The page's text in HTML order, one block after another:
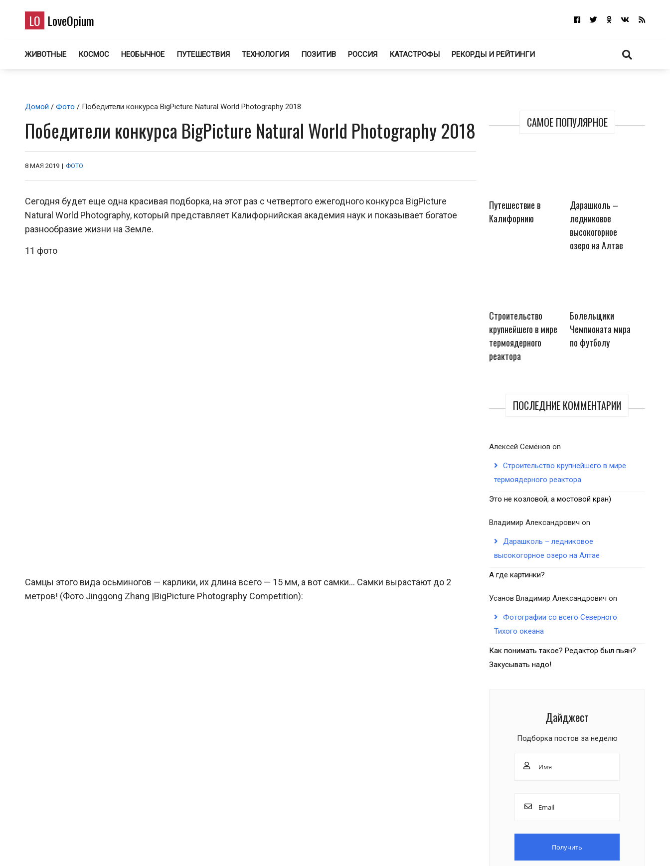
LO LoveOpium
ЖИВОТНЫЕ КОСМОС НЕОБЫЧНОЕ ПУТЕШЕСТВИЯ ТЕХНОЛОГИЯ ПОЗИТИВ РОССИЯ КАТАСТРОФЫ РЕКОРДЫ И РЕЙТИНГИ
САМОЕ ПОПУЛЯРНОЕ
Путешествие в
Калифорнию
Дарашколь –
ледниковое
высокогорное
озеро на Алтае
Строительство
крупнейшего в мире
термоядерного
реактора
Болельщики
Чемпионата мира
по футболу
ПОСЛЕДНИЕ КОММЕНТАРИИ
Алексей Семёнов on
Строительство крупнейшего в мире
термоядерного реактора
Это не козловой, а мостовой кран)
Владимир Александрович on
Дарашколь – ледниковое
высокогорное озеро на Алтае
А где картинки?
Усанов Владимир Александрович on
Фотографии со всего Северного
Тихого океана
Как понимать такое? Редактор был пьян?
Закусывать надо!
Дайджест
Подборка постов за неделю
Домой / Фото / Победители конкурса BigPicture Natural World Photography 2018
Победители конкурса BigPicture Natural World Photography 2018
8 МАЯ 2019 | ФОТО
Сегодня будет еще одна красивая подборка, на этот раз с четвертого ежегодного конкурса BigPicture
Natural World Photography, который представляет Калифорнийская академия наук и показывает богатое
разнообразие жизни на Земле.
11 фото
Самцы этого вида осьминогов — карлики, их длина всего — 15 мм, а вот самки… Самки вырастают до 2
метров! (Фото Jinggong Zhang |BigPicture Photography Competition):